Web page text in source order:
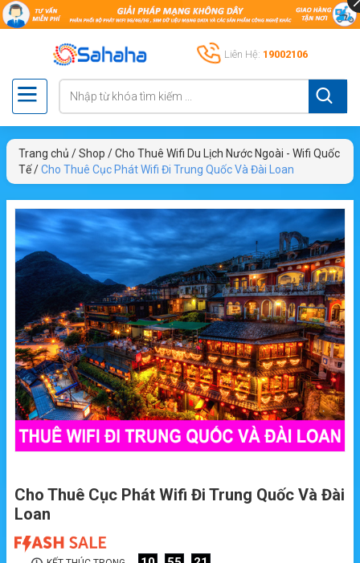
Liên Hệ: 19002106
Trang chủ /Shop /Cho Thuê Wifi Du Lịch Nước Ngoài - Wifi Quốc
Tế/Cho Thuê Cục Phát Wifi Đi Trung Quốc Và Đài Loan
Cho Thuê Cục Phát Wifi Đi Trung Quốc Và Đài
Loan